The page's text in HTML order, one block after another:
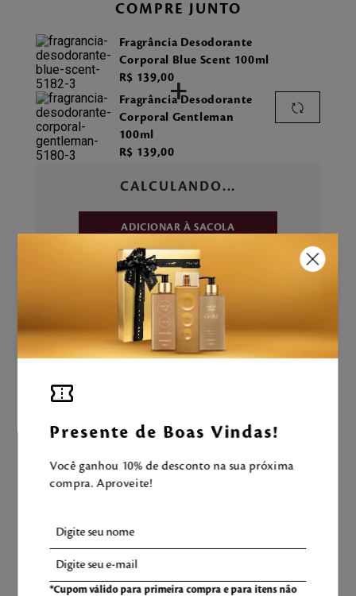
Presente de Boas Vindas!
Você ganhou 10% de desconto na sua próxima
compra. Aproveite!
*Cupom válido para primeira compra e para itens não
COMPRE JUNTO
Fragrância Desodorante
Corporal Blue Scent 100ml
R$ 139,00+
Fragrância Desodorante
Corporal Gentleman
100ml
R$ 139,00
CALCULANDO...
ADICIONAR À SACOLA
Aproveite e tenha uma experiência
Mahogany completa!